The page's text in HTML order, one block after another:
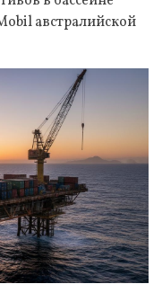
австралийской